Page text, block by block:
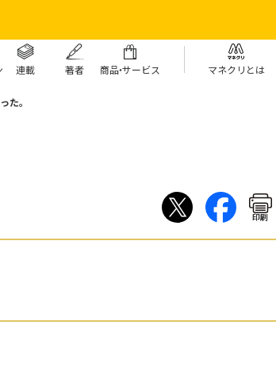
連載 著者 商品・サービス マネクリとは
た。
印刷